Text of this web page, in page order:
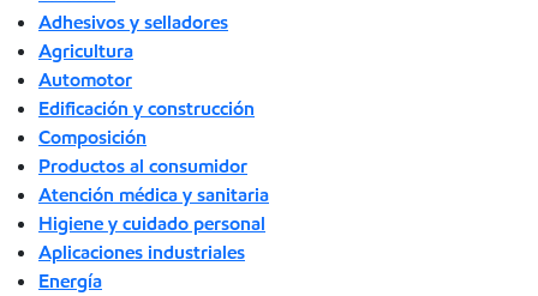
Adhesivos y selladores
Agricultura
Automotor
Edificación y construcción
Composición
Productos al consumidor
Atención médica y sanitaria
Higiene y cuidado personal
Aplicaciones industriales
Energía